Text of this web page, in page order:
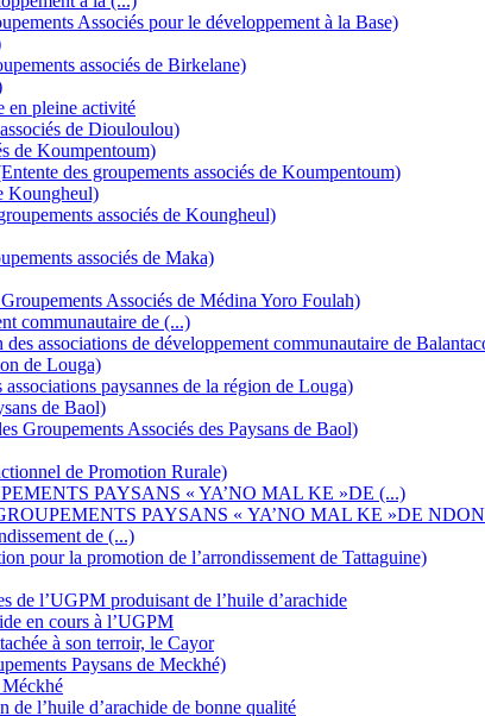
Associés pour le développement à la Base)
associés de Birkelane)
en pleine activité
de Diouloulou)
de Koumpentoum)
des groupements associés de Koumpentoum)
Koungheul)
associés de Koungheul)
associés de Maka)
Associés de Médina Yoro Foulah)
communautaire de (...)
associations de développement communautaire de
de Louga)
paysannes de la région de Louga)
de Baol)
Groupements Associés des Paysans de Baol)
de Promotion Rurale)
PAYSANS « YA’NO MAL KE »DE (...)
PAYSANS « YA’NO MAL KE »DE
de (...)
pour la promotion de l’arrondissement de Tattaguine)
de l’UGPM produisant de l’huile d’arachide
en cours à l’UGPM
à son terroir, le Cayor
Paysans de Meckhé)
Méckhé
l’huile d’arachide de bonne qualité